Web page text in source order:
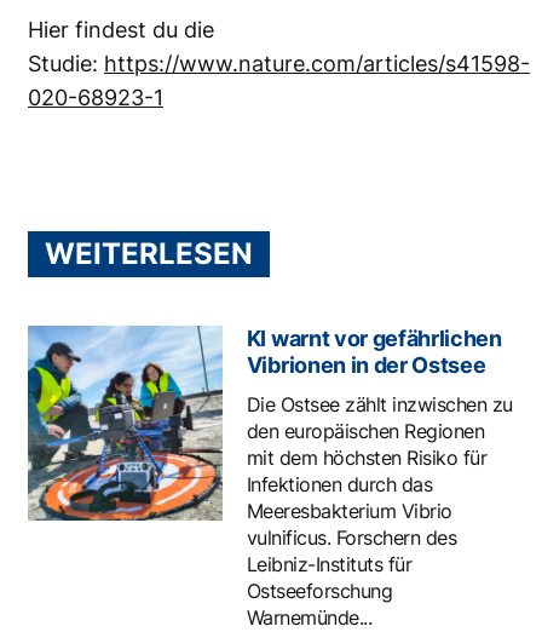
Hier findest du die
Studie: https://www.nature.com/articles/s41598-
020-68923-1
WEITERLESEN
KI warnt vor gefährlichen
Vibrionen in der Ostsee
Die Ostsee zählt inzwischen zu
den europäischen Regionen
mit dem höchsten Risiko für
Infektionen durch das
Meeresbakterium Vibrio
vulnificus. Forschern des
Leibniz-Instituts für
Ostseeforschung
Warnemünde...